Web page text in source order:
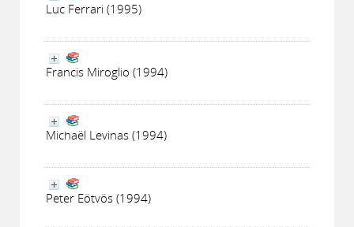
Luc Ferrari (1995)
Francis Miroglio (1994)
Michaël Levinas (1994)
Peter Eötvös (1994)